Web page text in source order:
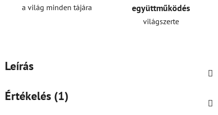
a világ minden tájára
együttműködés
világszerte
Leírás
Értékelés (1)